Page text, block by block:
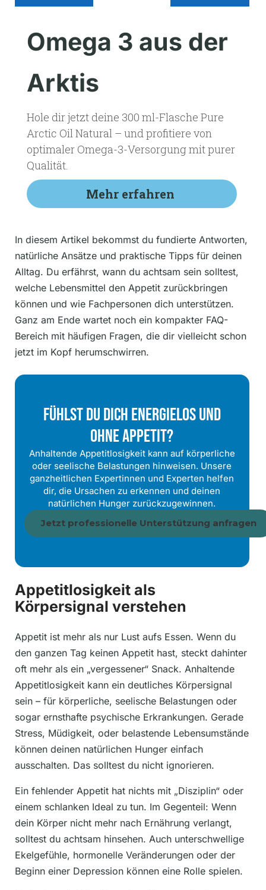
Omega 3 aus der
Arktis
Hole dir jetzt deine 300 ml-Flasche Pure
Arctic Oil Natural – und profitiere von
optimaler Omega-3-Versorgung mit purer
Qualität.
Mehr erfahren
In diesem Artikel bekommst du fundierte Antworten,
natürliche Ansätze und praktische Tipps für deinen
Alltag. Du erfährst, wann du achtsam sein solltest,
welche Lebensmittel den Appetit zurückbringen
können und wie Fachpersonen dich unterstützen.
Ganz am Ende wartet noch ein kompakter FAQ-
Bereich mit häufigen Fragen, die dir vielleicht schon
jetzt im Kopf herumschwirren.
Fühlst Du Dich Energielos Und
Ohne Appetit?
Anhaltende Appetitlosigkeit kann auf körperliche
oder seelische Belastungen hinweisen. Unsere
ganzheitlichen Expertinnen und Experten helfen
dir, die Ursachen zu erkennen und deinen
natürlichen Hunger zurückzugewinnen.
Jetzt professionelle Unterstützung anfragen
Appetitlosigkeit als
Körpersignal verstehen
Appetit ist mehr als nur Lust aufs Essen. Wenn du
den ganzen Tag keinen Appetit hast, steckt dahinter
oft mehr als ein „vergessener“ Snack. Anhaltende
Appetitlosigkeit kann ein deutliches Körpersignal
sein – für körperliche, seelische Belastungen oder
sogar ernsthafte psychische Erkrankungen. Gerade
Stress, Müdigkeit, oder belastende Lebensumstände
können deinen natürlichen Hunger einfach
ausschalten. Das solltest du nicht ignorieren.
Ein fehlender Appetit hat nichts mit „Disziplin“ oder
einem schlanken Ideal zu tun. Im Gegenteil: Wenn
dein Körper nicht mehr nach Ernährung verlangt,
solltest du achtsam hinsehen. Auch unterschwellige
Ekelgefühle, hormonelle Veränderungen oder der
Beginn einer Depression können eine Rolle spielen.